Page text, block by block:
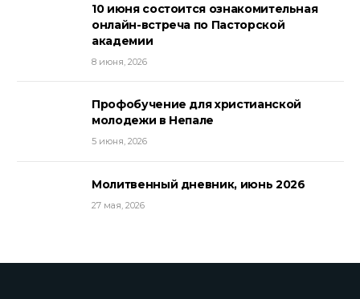
10 июня состоится ознакомительная
онлайн-встреча по Пасторской
академии
8 июня, 2026
Профобучение для христианской
молодежи в Непале
5 июня, 2026
Молитвенный дневник, июнь 2026
27 мая, 2026